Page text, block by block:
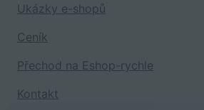
Ukázky e-shopů
Ceník
Přechod na Eshop-rychle
Kontakt